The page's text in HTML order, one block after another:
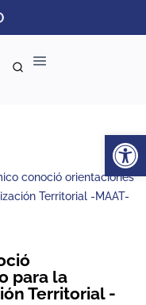
conoció orientaciones
Territorial -MAAT-
para la
Territorial -